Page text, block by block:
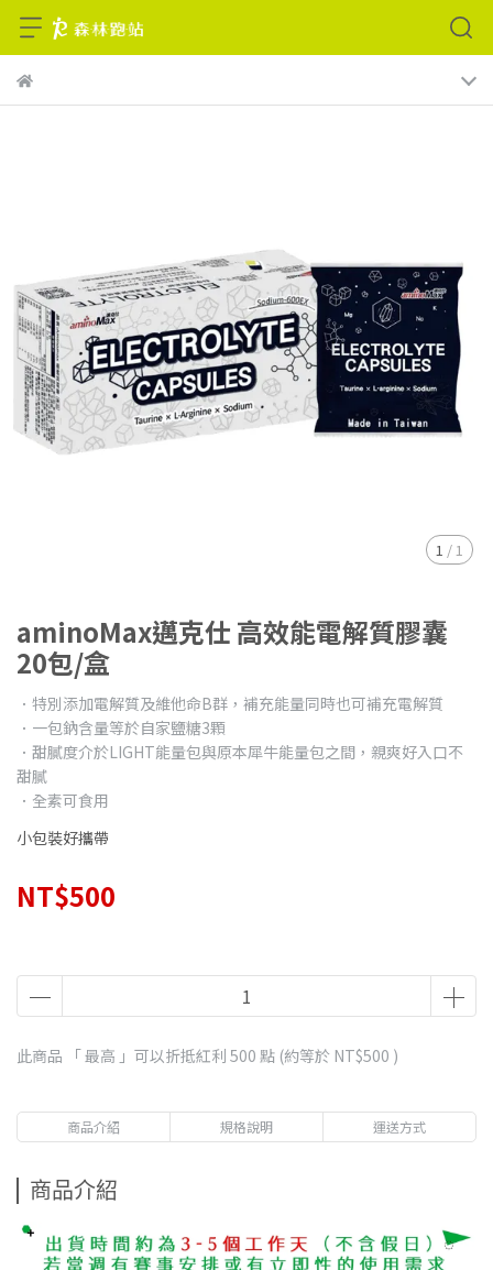
1 / 1
aminoMax邁克仕 高效能電解質膠囊
20包/盒
．特別添加電解質及維他命B群，補充能量同時也可補充電解質
．一包鈉含量等於自家鹽糖3顆
．甜膩度介於LIGHT能量包與原本犀牛能量包之間，親爽好入口不
甜膩
．全素可食用
小包裝好攜帶
NT$500
此商品 「 最高 」可以折抵紅利 500 點 (約等於 NT$500 )
商品介紹 規格說明 運送方式
商品介紹